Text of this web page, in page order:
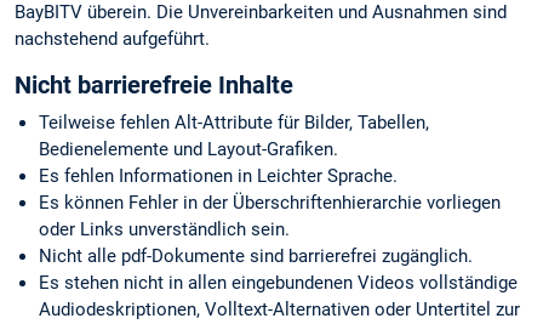
BayBITV überein. Die Unvereinbarkeiten und Ausnahmen sind
nachstehend aufgeführt.
Nicht barrierefreie Inhalte
Teilweise fehlen Alt-Attribute für Bilder, Tabellen,
Bedienelemente und Layout-Grafiken.
Es fehlen Informationen in Leichter Sprache.
Es können Fehler in der Überschriftenhierarchie vorliegen
oder Links unverständlich sein.
Nicht alle pdf-Dokumente sind barrierefrei zugänglich.
Es stehen nicht in allen eingebundenen Videos vollständige
Audiodeskriptionen, Volltext-Alternativen oder Untertitel zur